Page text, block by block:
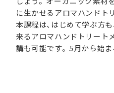
に生かせるアロマハンドト
本課程は、はじめて学ぶ方
来るアロマハンドトリート
講も可能です。5月から始ま